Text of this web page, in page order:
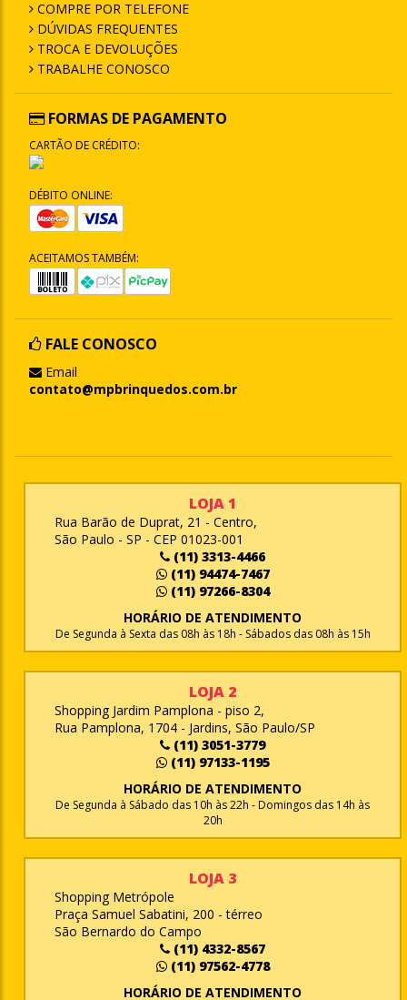
COMPRE POR TELEFONE
DÚVIDAS FREQUENTES
TROCA E DEVOLUÇÕES
TRABALHE CONOSCO
FORMAS DE PAGAMENTO
CARTÃO DE CRÉDITO:
DÉBITO ONLINE:
ACEITAMOS TAMBÉM:
FALE CONOSCO
Email
contato@mpbrinquedos.com.br
LOJA 1
Rua Barão de Duprat, 21 - Centro,
São Paulo - SP - CEP 01023-001
(11) 3313-4466
(11) 94474-7467
(11) 97266-8304
HORÁRIO DE ATENDIMENTO
De Segunda à Sexta das 08h às 18h - Sábados das 08h às 15h
LOJA 2
Shopping Jardim Pamplona - piso 2,
Rua Pamplona, 1704 - Jardins, São Paulo/SP
(11) 3051-3779
(11) 97133-1195
HORÁRIO DE ATENDIMENTO
De Segunda à Sábado das 10h às 22h - Domingos das 14h às
20h
LOJA 3
Shopping Metrópole
Praça Samuel Sabatini, 200 - térreo
São Bernardo do Campo
(11) 4332-8567
(11) 97562-4778
HORÁRIO DE ATENDIMENTO